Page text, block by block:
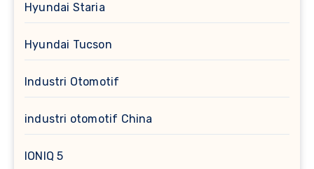
Hyundai Staria
Hyundai Tucson
Industri Otomotif
industri otomotif China
IONIQ 5